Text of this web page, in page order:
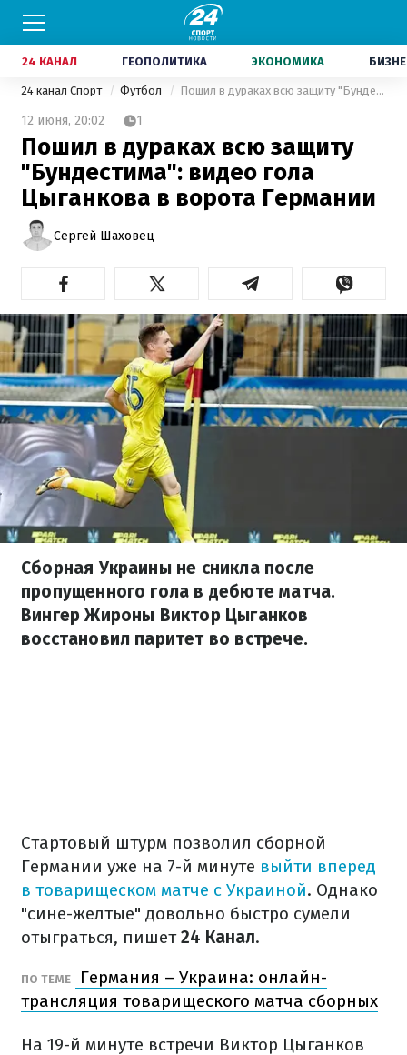
24 КАНАЛ ГЕОПОЛИТИКА ЭКОНОМИКА
24 канал Спорт Футбол Пошил в дураках всю защиту "Бундестима": видео гола Цыганкова в ворота Германии
12 июня, 20:02 1
Пошил в дураках всю защиту
"Бундестима": видео гола
Цыганкова в ворота Германии
Сергей Шаховец
Сборная Украины не сникла после
пропущенного гола в дебюте матча.
Вингер Жироны Виктор Цыганков
восстановил паритет во встрече.
Стартовый штурм позволил сборной
Германии уже на 7-й минуте выйти вперед
в товарищеском матче с Украиной. Однако
"сине-желтые" довольно быстро сумели
отыграться, пишет24 Канал.
ПО ТЕМЕ
Германия – Украина: онлайн-
трансляция товарищеского матча сборных
На 19-й минуте встречи Виктор Цыганков